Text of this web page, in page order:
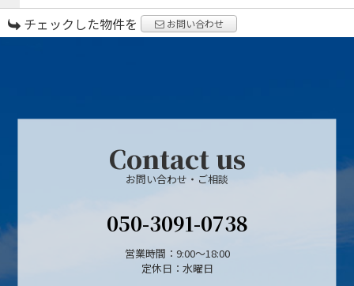
チェックした物件を お問い合わせ
Contact us
お問い合わせ・ご相談
050-3091-0738
営業時間：9:00～18:00
定休日：水曜日